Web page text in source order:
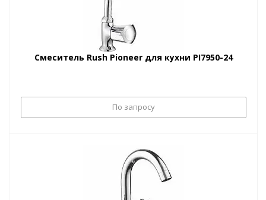
Смеситель Rush Pioneer для кухни PI7950-24
По запросу